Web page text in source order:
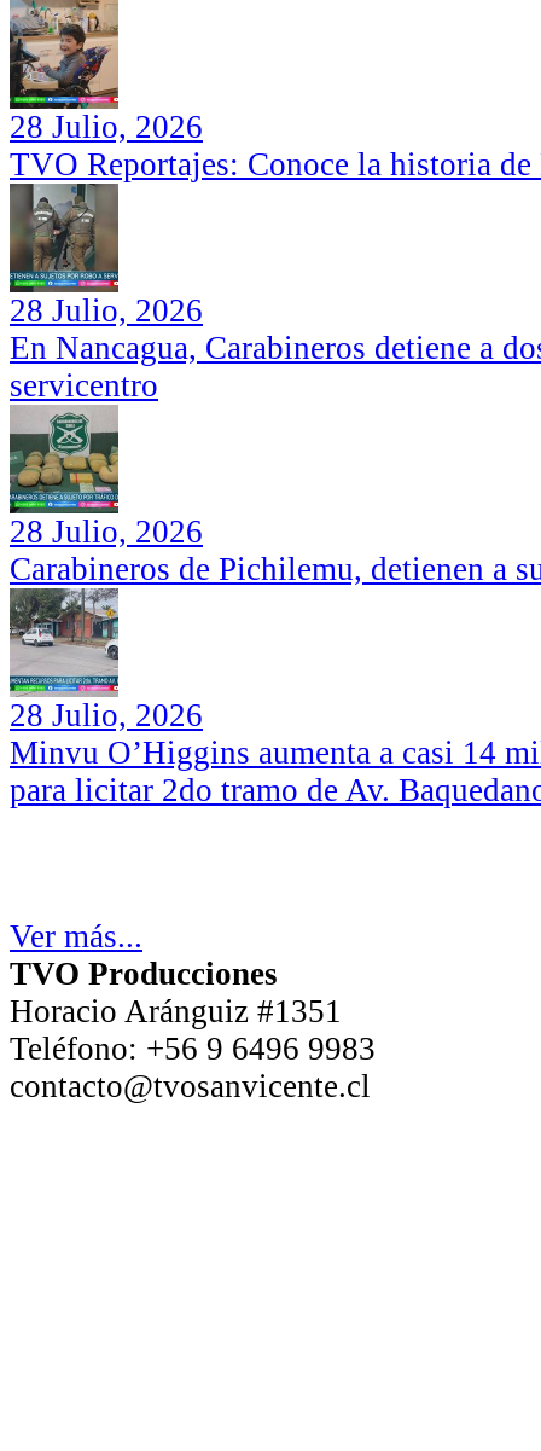
28 Julio, 2026
TVO Reportajes: Conoce la historia
28 Julio, 2026
En Nancagua, Carabineros detiene a
servicentro
28 Julio, 2026
Carabineros de Pichilemu, detienen a
28 Julio, 2026
Minvu O’Higgins aumenta a casi 14
para licitar 2do tramo de Av.
Ver más...
TVO Producciones
Horacio Aránguiz #1351
Teléfono: +56 9 6496 9983
contacto@tvosanvicente.cl